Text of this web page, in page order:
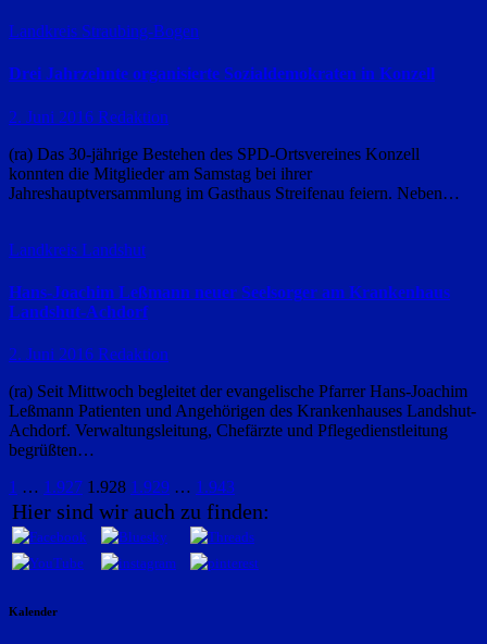
Landkreis Straubing-Bogen
Drei Jahrzehnte organisierte Sozialdemokraten in Konzell
2. Juni 2016 Redaktion
(ra) Das 30-jährige Bestehen des SPD-Ortsvereines Konzell
konnten die Mitglieder am Samstag bei ihrer
Jahreshauptversammlung im Gasthaus Streifenau feiern. Neben…
Landkreis Landshut
Hans-Joachim Leßmann neuer Seelsorger am Krankenhaus
Landshut-Achdorf
2. Juni 2016 Redaktion
(ra) Seit Mittwoch begleitet der evangelische Pfarrer Hans-Joachim
Leßmann Patienten und Angehörigen des Krankenhauses Landshut-
Achdorf. Verwaltungsleitung, Chefärzte und Pflegedienstleitung
begrüßten…
Seitennummerierung
der
Beiträge
1 … 1.927 1.928 1.929 … 1.943
Hier sind wir auch zu finden:
Kalender